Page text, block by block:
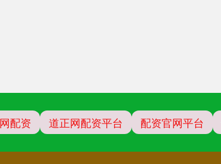
配资 道正网配资平台 配资官网平台